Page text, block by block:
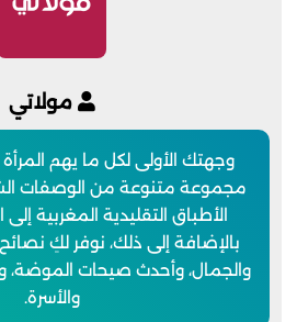
مولاتي
وجهتك الأولى لكل ما يهم
مجموعة متنوعة من الوصفات
الأطباق التقليدية المغربية إلى
بالإضافة إلى ذلك، نوفر لكِ
والجمال، وأحدث صيحات الموضة،
والأسرة.